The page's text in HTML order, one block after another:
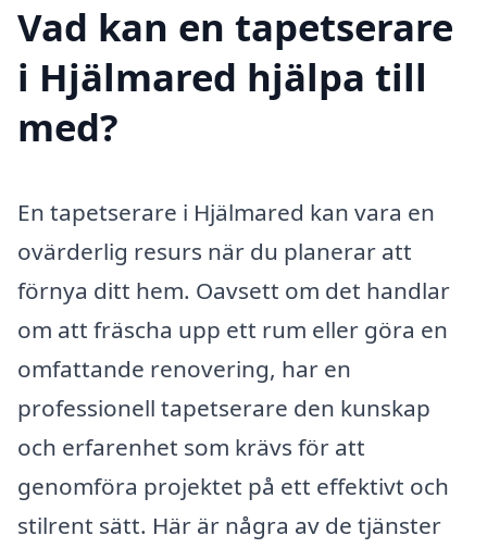
Vad kan en tapetserare
i Hjälmared hjälpa till
med?
En tapetserare i Hjälmared kan vara en
ovärderlig resurs när du planerar att
förnya ditt hem. Oavsett om det handlar
om att fräscha upp ett rum eller göra en
omfattande renovering, har en
professionell tapetserare den kunskap
och erfarenhet som krävs för att
genomföra projektet på ett effektivt och
stilrent sätt. Här är några av de tjänster